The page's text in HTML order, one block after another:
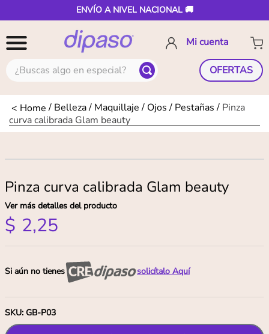
ENVÍO A NIVEL NACIONAL 🚚
¿Buscas algo en especial? OFERTAS
Belleza Maquillaje Ojos Pestañas
Pinza
curva calibrada Glam beauty
Pinza curva calibrada Glam beauty
Ver más detalles del producto
$ 2,25
Si aún no tienes solicítalo Aquí
SKU: GB-P03